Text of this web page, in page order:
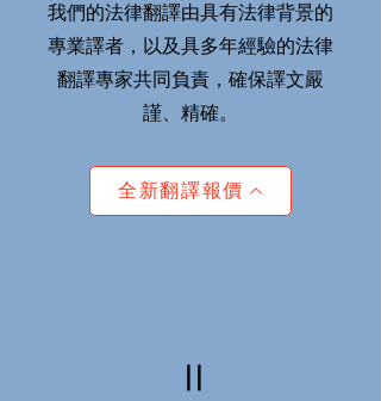
我們的法律翻譯由具有法律背景的
專業譯者，以及具多年經驗的法律
翻譯專家共同負責，確保譯文嚴
謹、精確。
全新翻譯報價
Ⅱ